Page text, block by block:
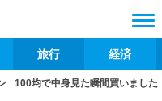
旅行 経済
100均で中身見た瞬間買いまし